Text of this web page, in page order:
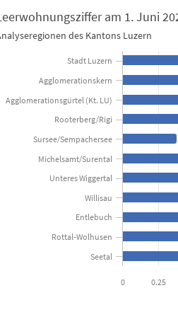
am 1. Juni 2023
des Kantons Luzern
table, Leerwohnungsziffer am 1.
X axis displaying categories.
Y axis displaying in Prozent des
am 1. Juni
des Kantons Luzern
0 0.25
Seetal
Rottal-Wolhusen
Entlebuch
Willisau
Unteres Wiggertal
Michelsamt/Surental
Sursee/Sempachersee
Rooterberg/Rigi
Agglomerationsgürtel (Kt. LU)
Agglomerationskern
Stadt Luzern